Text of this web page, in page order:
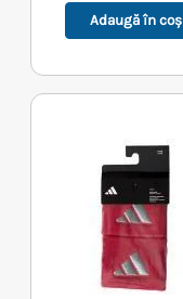
Adaugă în coș